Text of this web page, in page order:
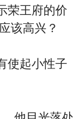
王府的价
该高兴？
起小性子